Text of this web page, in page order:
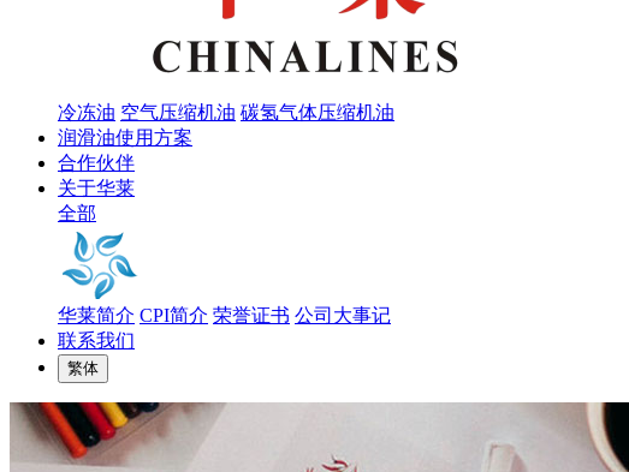
冷冻油 空气压缩机油 碳氢气体压缩机油
润滑油使用方案
合作伙伴
关于华莱
全部
华莱简介 CPI简介 荣誉证书 公司大事记
联系我们
繁体